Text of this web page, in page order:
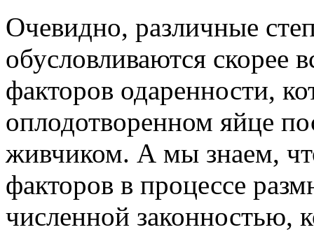
Очевидно, различные
обусловливаются скорее
факторов одаренности,
оплодотворенном яйце
живчиком. А мы знаем,
факторов в процессе
численной законностью,